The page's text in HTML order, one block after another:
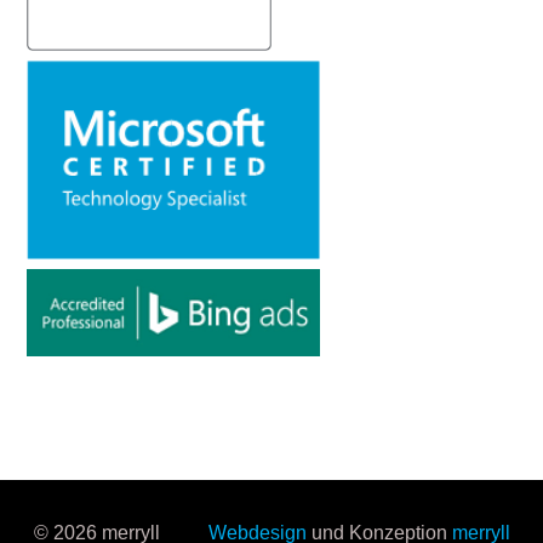
© 2026 merryll Webdesign und Konzeption merryll